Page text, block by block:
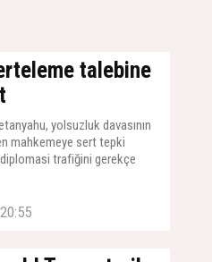
talebine
yolsuzluk davasının
mahkemeye sert tepki
trafiğini gerekçe